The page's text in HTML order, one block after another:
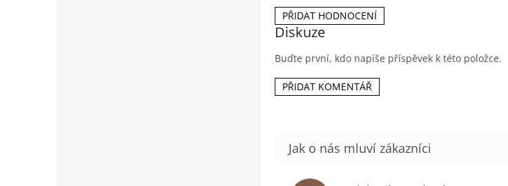
PŘIDAT HODNOCENÍ
Diskuze
Buďte první, kdo napíše příspěvek k této položce.
PŘIDAT KOMENTÁŘ